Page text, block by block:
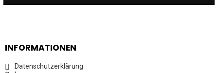
INFORMATIONEN
Datenschutzerklärung